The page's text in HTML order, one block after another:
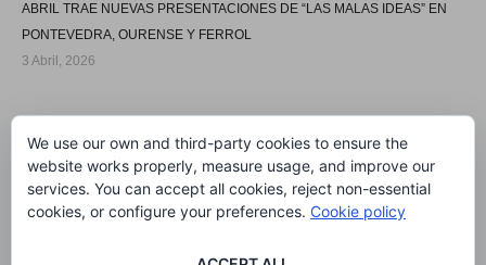
ABRIL TRAE NUEVAS PRESENTACIONES DE “LAS MALAS IDEAS” EN
PONTEVEDRA, OURENSE Y FERROL
3 Abril, 2026
We use our own and third-party cookies to ensure the
website works properly, measure usage, and improve our
services. You can accept all cookies, reject non-essential
cookies, or configure your preferences. Cookie policy